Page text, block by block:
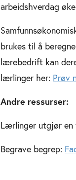
arbeidshverdag
brukes til å
lærebedrift kan
lærlinger her: Prøv
Andre ressurser:
Lærlinger utgjør en
Begrave begrep: